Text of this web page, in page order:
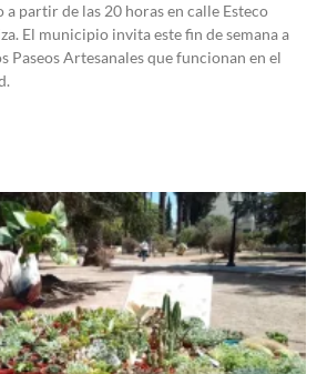
a partir de las 20 horas en calle Esteco
El municipio invita este fin de semana a
Artesanales que funcionan en el